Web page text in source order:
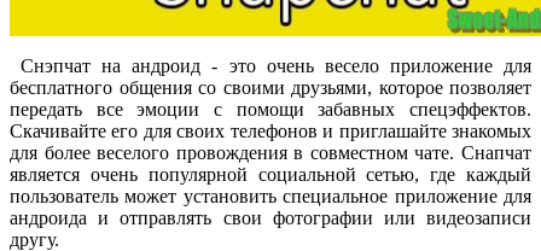
Снэпчат на андроид - это очень весело приложение для
бесплатного общения со своими друзьями, которое позволяет
передать все эмоции с помощи забавных спецэффектов.
Скачивайте его для своих телефонов и приглашайте знакомых
для более веселого провождения в совместном чате. Снапчат
является очень популярной социальной сетью, где каждый
пользователь может установить специальное приложение для
андроида и отправлять свои фотографии или видеозаписи
другу.